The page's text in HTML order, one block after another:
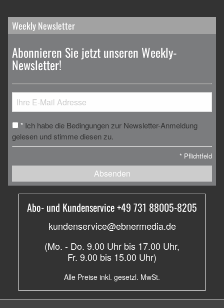
Weekly Newsletter
Abonnieren Sie jetzt unseren Weekly-
Newsletter!
* Ich habe die Bedingungen zur Newsletter-Anmeldung
gelesen und stimme diesen zu.
* Pflichtfeld
Absenden
Abo- und Kundenservice +49 731 88005-8205
kundenservice@ebnermedia.de
(Mo. - Do. 9.00 Uhr bis 17.00 Uhr,
Fr. 9.00 bis 15.00 Uhr)
Alle Preise inkl. gesetzl. MwSt.